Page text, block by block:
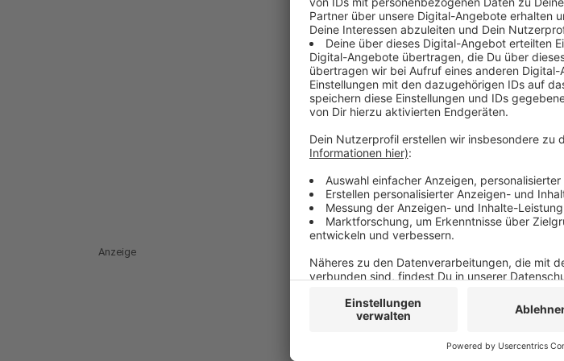
Die Pinguine brauchen
aber neun Spieltage
erst mal
Heimspiel gegen die
Anzeige